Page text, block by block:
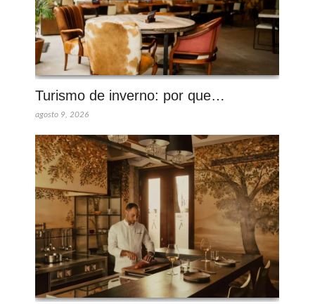
Turismo de inverno: por que…
agosto 9, 2026